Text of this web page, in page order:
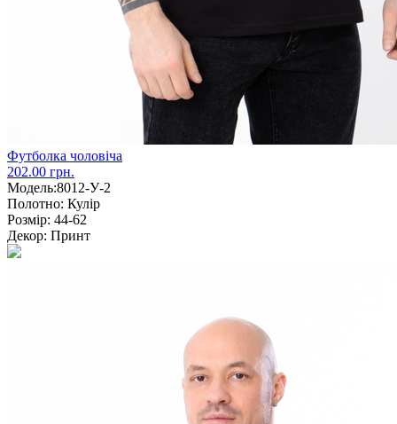
Футболка чоловіча
202.00 грн.
Модель:8012-У-2
Полотно: Кулір
Розмір: 44-62
Декор: Принт